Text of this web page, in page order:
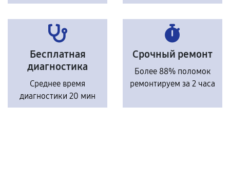
Бесплатная
диагностика
Среднее время
диагностики 20 мин
Срочный ремонт
Более 88% поломок
ремонтируем за 2 часа